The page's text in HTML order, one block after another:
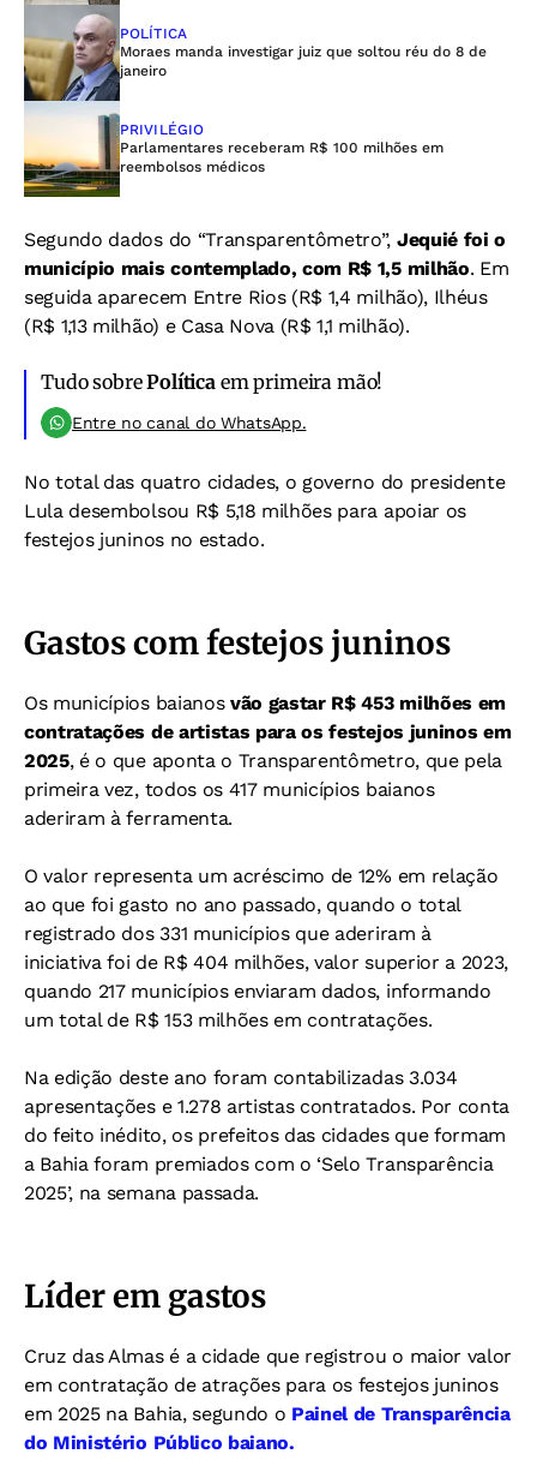
POLÍTICA
Moraes manda investigar juiz que soltou réu do 8 de
janeiro
PRIVILÉGIO
Parlamentares receberam R$ 100 milhões em
reembolsos médicos
Segundo dados do “Transparentômetro”, Jequié foi o
município mais contemplado, com R$ 1,5 milhão. Em
seguida aparecem Entre Rios (R$ 1,4 milhão), Ilhéus
(R$ 1,13 milhão) e Casa Nova (R$ 1,1 milhão).
Tudo sobrePolíticaem primeira mão!
Entre no canal do WhatsApp.
No total das quatro cidades, o governo do presidente
Lula desembolsou R$ 5,18 milhões para apoiar os
festejos juninos no estado.
Gastos com festejos juninos
Os municípios baianos vão gastar R$ 453 milhões em
contratações de artistas para os festejos juninos em
2025, é o que aponta o Transparentômetro, que pela
primeira vez, todos os 417 municípios baianos
aderiram à ferramenta.
O valor representa um acréscimo de 12% em relação
ao que foi gasto no ano passado, quando o total
registrado dos 331 municípios que aderiram à
iniciativa foi de R$ 404 milhões, valor superior a 2023,
quando 217 municípios enviaram dados, informando
um total de R$ 153 milhões em contratações.
Na edição deste ano foram contabilizadas 3.034
apresentações e 1.278 artistas contratados. Por conta
do feito inédito, os prefeitos das cidades que formam
a Bahia foram premiados com o ‘Selo Transparência
2025’, na semana passada.
Líder em gastos
Cruz das Almas é a cidade que registrou o maior valor
em contratação de atrações para os festejos juninos
em 2025 na Bahia, segundo o Painel de Transparência
do Ministério Público baiano.